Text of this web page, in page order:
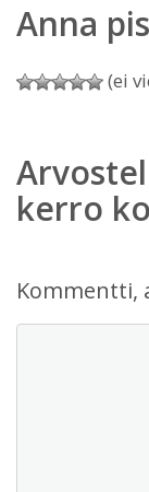
Anna
(ei
kerro
Kommentti,